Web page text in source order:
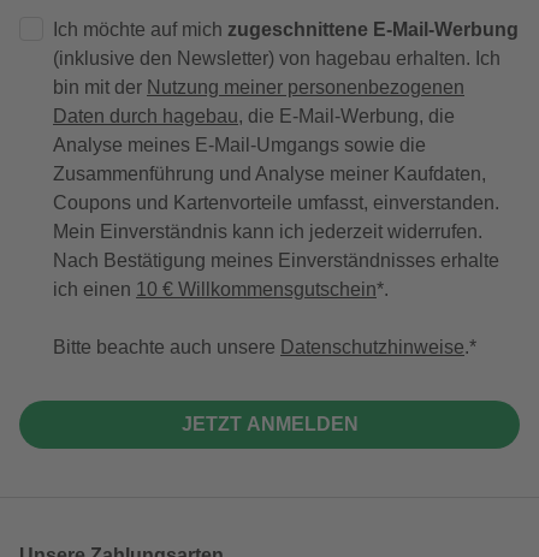
Ich möchte auf mich zugeschnittene E-Mail-Werbung
(inklusive den Newsletter) von hagebau erhalten. Ich
bin mit der Nutzung meiner personenbezogenen
Daten durch hagebau, die E-Mail-Werbung, die
Analyse meines E-Mail-Umgangs sowie die
Zusammenführung und Analyse meiner Kaufdaten,
Coupons und Kartenvorteile umfasst, einverstanden.
Mein Einverständnis kann ich jederzeit widerrufen.
Nach Bestätigung meines Einverständnisses erhalte
ich einen 10 € Willkommensgutschein*.
Bitte beachte auch unsere Datenschutzhinweise.
JETZT ANMELDEN